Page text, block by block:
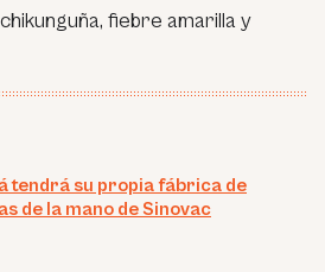
fiebre amarilla y
tendrá su propia fábrica de
de la mano de Sinovac